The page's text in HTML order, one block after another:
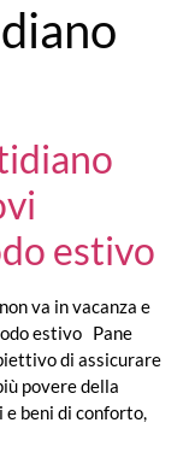
estivo
va in vacanza e
estivo Pane
di assicurare
povere della
beni di conforto,